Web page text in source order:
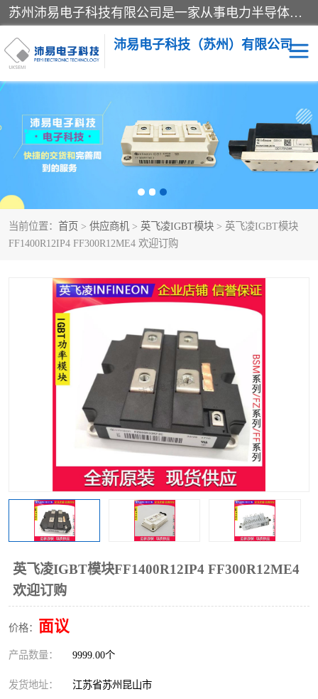
苏州沛易电子科技有限公司是一家从事电力半导体器件和电子元器件的专业代理及分销商，产品包括：IGBT模块、IPM模块、PIM模块、二极管、三极管、可控硅、整流桥、IGBT单管、IGBT电路驱动板、GTR达林顿模块、快恢复二极管、肖特基二极管、熔断器、IC集成电路、快速熔断器等。
沛易电子科技（苏州）有限公司
当前位置： 首页 > 供应商机 > 英飞凌IGBT模块 > 英飞凌IGBT模块
FF1400R12IP4 FF300R12ME4 欢迎订购
英飞凌IGBT模块FF1400R12IP4 FF300R12ME4
欢迎订购
价格： 面议
产品数量： 9999.00个
发货地址： 江苏省苏州昆山市
西门康 英飞凌
快恢复二极管 英飞凌IGBT模块
SEMIKRON西门康IGBT SEMIKRON西门康可控硅
器
MOS管场效应管 晶闸管